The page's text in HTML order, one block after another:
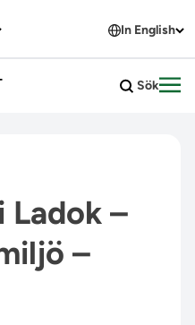
In English
Sök
Ladok –
–